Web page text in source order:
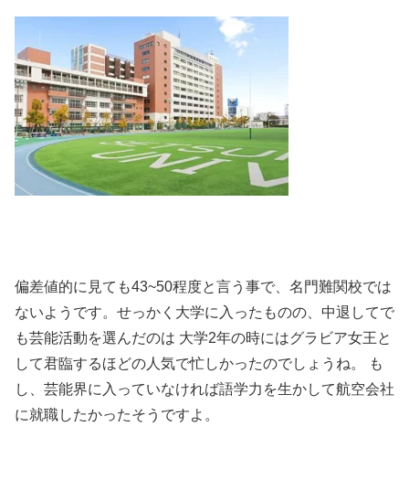
偏差値的に見ても43~50程度と言う事で、名門難関校では
ないようです。せっかく大学に入ったものの、中退してで
も芸能活動を選んだのは 大学2年の時にはグラビア女王と
して君臨するほどの人気で忙しかったのでしょうね。 も
し、芸能界に入っていなければ語学力を生かして航空会社
に就職したかったそうですよ。